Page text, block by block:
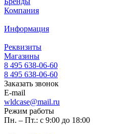
Компания
Информация
Реквизиты
Магазины
8 495 638-06-60
8 495 638-06-60
Заказать звонок
E-mail
wldcase@mail.ru
Режим работы
Пн. – Пт.: с 9:00 до 18:00